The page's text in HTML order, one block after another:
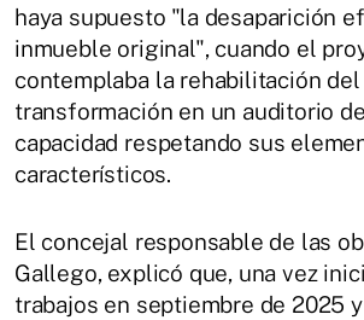
haya supuesto "la desaparición
inmueble original", cuando el
contemplaba la rehabilitación
transformación en un auditorio
capacidad respetando sus
característicos.
El concejal responsable de las
Gallego, explicó que, una vez
trabajos en septiembre de 2025